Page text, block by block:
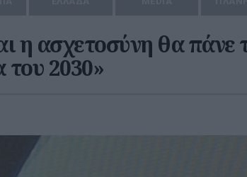
η ασχετοσύνη θα
του 2030»